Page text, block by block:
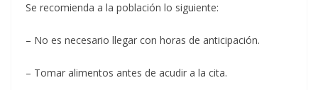
Se recomienda a la población lo siguiente:
– No es necesario llegar con horas de anticipación.
– Tomar alimentos antes de acudir a la cita.